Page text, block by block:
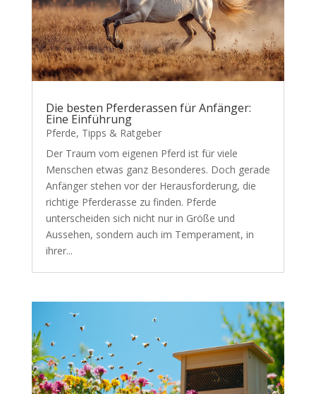
Die besten Pferderassen für Anfänger:
Eine Einführung
Pferde, Tipps & Ratgeber
Der Traum vom eigenen Pferd ist für viele
Menschen etwas ganz Besonderes. Doch gerade
Anfänger stehen vor der Herausforderung, die
richtige Pferderasse zu finden. Pferde
unterscheiden sich nicht nur in Größe und
Aussehen, sondern auch im Temperament, in
ihrer...